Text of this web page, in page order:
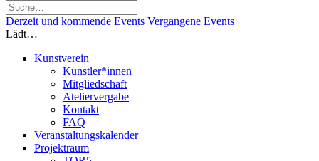
Derzeit und kommende Events Vergangene Events
Lädt…
Kunstverein
Künstler*innen
Mitgliedschaft
Ateliervergabe
Kontakt
FAQ
Veranstaltungskalender
Projektraum